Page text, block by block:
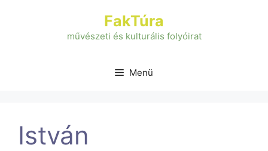
FakTúra
művészeti és kulturális folyóirat
Menü
István